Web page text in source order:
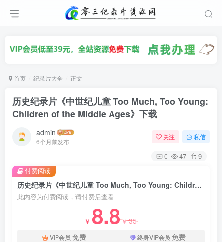
首页 纪录片大全 正文
历史纪录片《中世纪儿童 Too Much, Too Young:
Children of the Middle Ages》下载
admin
6个月前发布
关注 私信
0 47 9
历史纪录片《中世纪儿童 Too Much, Too Young: Children of the Middle Ages》下载
此内容为付费阅读，请付费后查看
￥ 8.8￥35
VIP会员 免费 终身VIP会员 免费
付费阅读